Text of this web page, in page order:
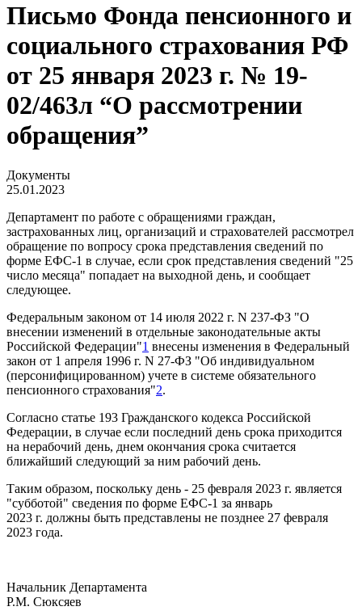
Письмо Фонда пенсионного и
социального страхования РФ
от 25 января 2023 г. № 19-
02/463л “О рассмотрении
обращения”
Документы
25.01.2023
Департамент по работе с обращениями граждан,
застрахованных лиц, организаций и страхователей рассмотрел
обращение по вопросу срока представления сведений по
форме ЕФС-1 в случае, если срок представления сведений "25
число месяца" попадает на выходной день, и сообщает
следующее.
Федеральным законом от 14 июля 2022 г. N 237-ФЗ "О
внесении изменений в отдельные законодательные акты
Российской Федерации"1 внесены изменения в Федеральный
закон от 1 апреля 1996 г. N 27-ФЗ "Об индивидуальном
(персонифицированном) учете в системе обязательного
пенсионного страхования"2.
Согласно статье 193 Гражданского кодекса Российской
Федерации, в случае если последний день срока приходится
на нерабочий день, днем окончания срока считается
ближайший следующий за ним рабочий день.
Таким образом, поскольку день - 25 февраля 2023 г. является
"субботой" сведения по форме ЕФС-1 за январь
2023 г. должны быть представлены не позднее 27 февраля
2023 года.
Начальник Департамента
P.M. Сюксяев